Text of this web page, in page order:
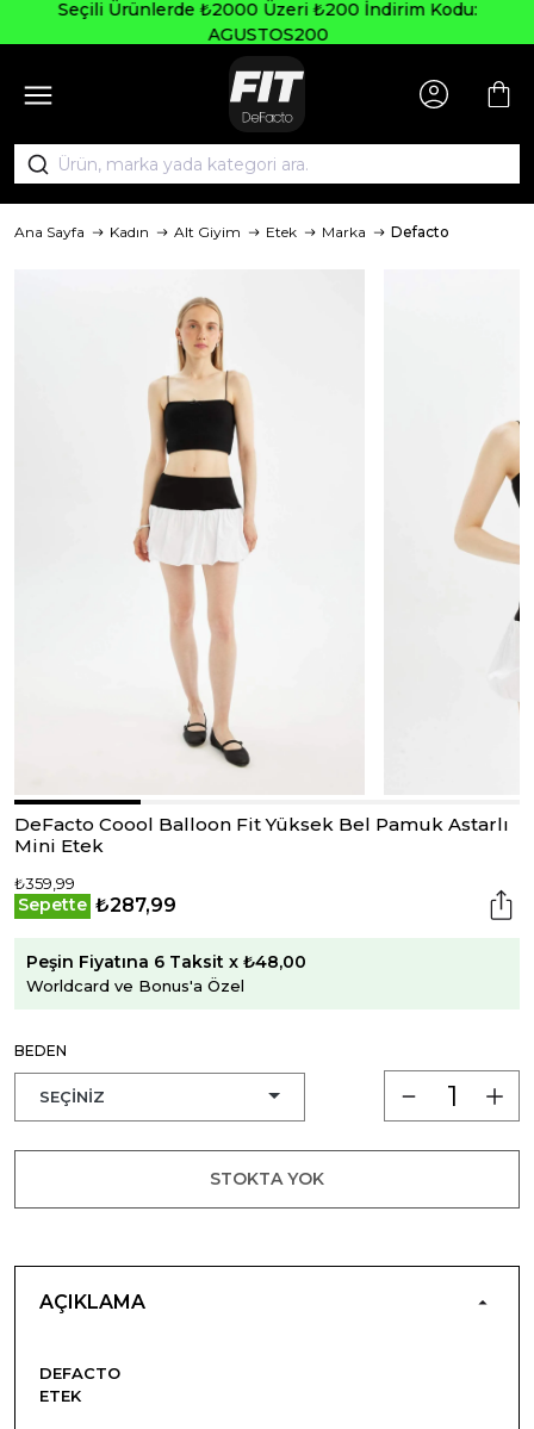
Seçili Ürünlerde ₺2000 Üzeri ₺200 İndirim Kodu:
AGUSTOS200
Ana Sayfa Kadın Alt Giyim Etek Marka Defacto
DeFacto Coool Balloon Fit Yüksek Bel Pamuk Astarlı
Mini Etek
₺359,99
Sepette ₺287,99
Peşin Fiyatına 6 Taksit x ₺48,00
Worldcard ve Bonus'a Özel
BEDEN
STOKTA YOK
AÇIKLAMA
DEFACTO
ETEK